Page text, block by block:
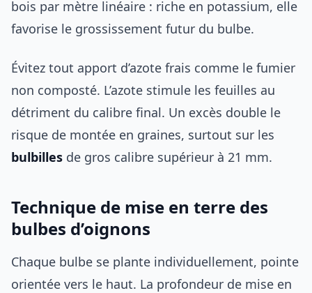
bois par mètre linéaire : riche en potassium, elle
favorise le grossissement futur du bulbe.
Évitez tout apport d’azote frais comme le fumier
non composté. L’azote stimule les feuilles au
détriment du calibre final. Un excès double le
risque de montée en graines, surtout sur les
bulbilles de gros calibre supérieur à 21 mm.
Technique de mise en terre des
bulbes d’oignons
Chaque bulbe se plante individuellement, pointe
orientée vers le haut. La profondeur de mise en